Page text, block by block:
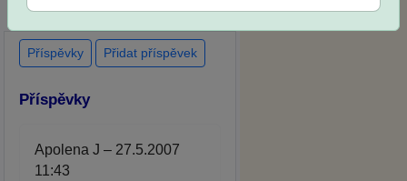
zkouškách
Příspěvky Přidat příspěvek
Příspěvky
Apolena J – 27.5.2007
11:43